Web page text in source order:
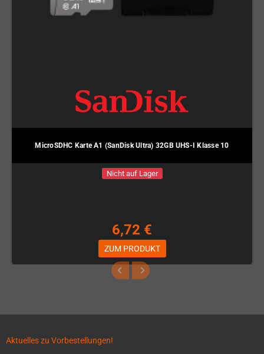
MicroSDHC Karte A1 (SanDisk Ultra) 32GB UHS-I Klasse 10
Nicht auf Lager
6,72 €
ZUM PRODUKT
Aktuelles zu Vorbestellungen!